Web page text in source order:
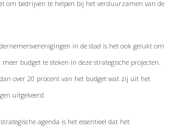
om bedrijven te helpen bij het verduurzamen van de
in de stad is het ook gelukt om
budget te steken in deze strategische projecten.
over 20 procent van het budget wat zij uit het
uitgekeerd.
agenda is het essentieel dat het